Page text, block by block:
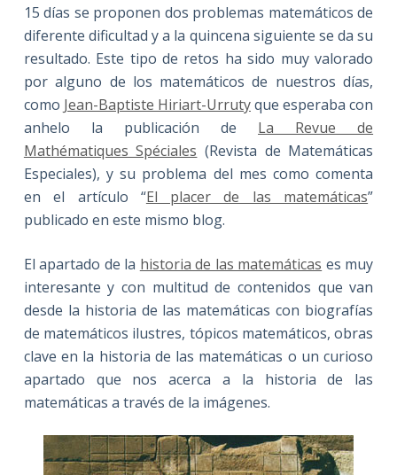
15 días se proponen dos problemas matemáticos de
diferente dificultad y a la quincena siguiente se da su
resultado. Este tipo de retos ha sido muy valorado
por alguno de los matemáticos de nuestros días,
como Jean-Baptiste Hiriart-Urrutyque esperaba con
anhelo la publicación de La Revue de
Mathématiques Spéciales (Revista de Matemáticas
Especiales), y su problema del mes como comenta
en el artículo “El placer de las matemáticas”
publicado en este mismo blog.
El apartado de la historia de las matemáticas es muy
interesante y con multitud de contenidos que van
desde la historia de las matemáticas con biografías
de matemáticos ilustres, tópicos matemáticos, obras
clave en la historia de las matemáticas o un curioso
apartado que nos acerca a la historia de las
matemáticas a través de la imágenes.